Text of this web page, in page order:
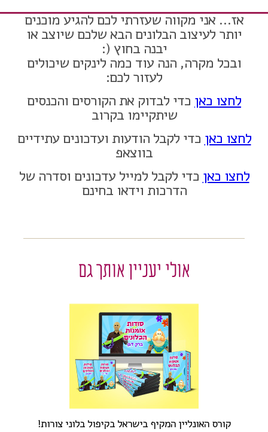
אז… אני מקווה שעזרתי לכם להגיע מוכנים
יותר לעיצוב הבלונים הבא שלכם שיוצב או
יבנה בחוץ (:
ובכל מקרה, הנה עוד כמה לינקים שיכולים
לעזור לכם:
לחצו כאן כדי לבדוק את הקורסים והכנסים
שיתקיימו בקרוב
לחצו כאן כדי לקבל הודעות ועדכונים עתידיים
בווצאפ
לחצו כאן כדי לקבל למייל עדכונים וסדרה של
הדרכות וידאו בחינם
אולי יעניין אותך גם
קורס האונליין המקיף בישראל בקיפול בלוני צורות!